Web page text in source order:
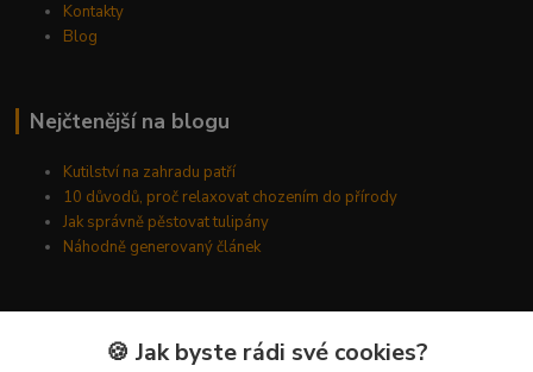
Kontakty
Blog
Nejčtenější na blogu
Kutilství na zahradu patří
10 důvodů, proč relaxovat chozením do přírody
Jak správně pěstovat tulipány
Náhodně generovaný článek
🍪 Jak byste rádi své cookies?